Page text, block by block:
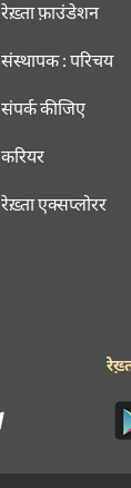
रेख़्ता फ़ाउंडेशन
संस्थापक : परिचय
संपर्क कीजिए
करियर
रेख़्ता एक्सप्लोरर